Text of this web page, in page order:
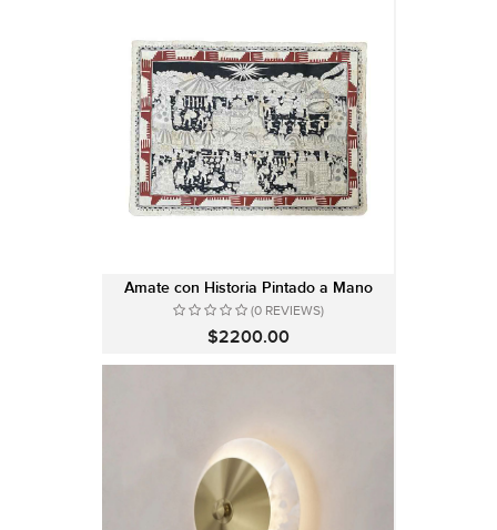
Amate con Historia Pintado a Mano
(0 REVIEWS)
$2200.00